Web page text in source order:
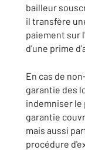
bailleur
il transfère
paiement sur
d'une prime
En cas de
garantie des
indemniser
garantie
mais aussi
procédure